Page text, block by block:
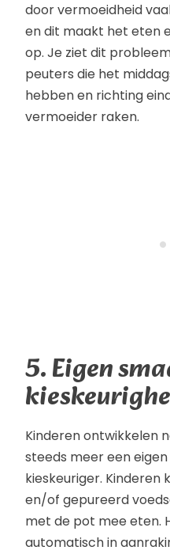
door vermoeidheid
en dit maakt het eten
op. Je ziet dit
peuters die het
hebben en richting
vermoeider raken.
5. Eigen
Kinderen ontwikkelen
steeds meer een
kieskeuriger. Kinderen
en/of gepureerd
met de pot mee eten.
automatisch in